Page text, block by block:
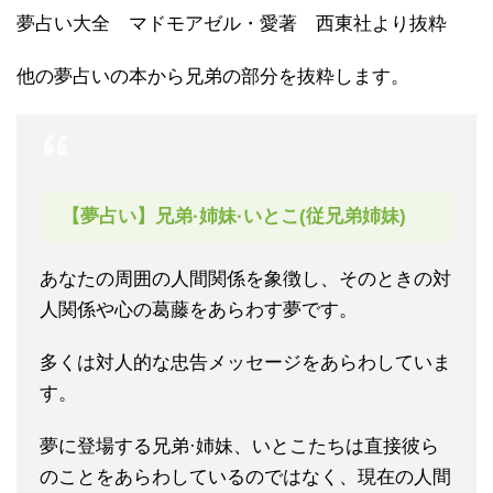
夢占い大全 マドモアゼル・愛著 西東社より抜粋
他の夢占いの本から兄弟の部分を抜粋します。
【夢占い】兄弟·姉妹·いとこ(従兄弟姉妹)
あなたの周囲の人間関係を象徴し、そのときの対
人関係や心の葛藤をあらわす夢です。
多くは対人的な忠告メッセージをあらわしていま
す。
夢に登場する兄弟·姉妹、いとこたちは直接彼ら
のことをあらわしているのではなく、現在の人間